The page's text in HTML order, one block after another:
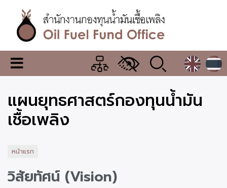
เนื้อหา
หลักสำนักงาน
กองทุน
น้ำมัน
เชื้อ
เมนู
เปลี่ยน
แสดง
ผล
แผนยุทธศาสตร์กองทุนน้ำมัน
เชื้อเพลิง
หน้าแรก
วิสัยทัศน์ (Vision)